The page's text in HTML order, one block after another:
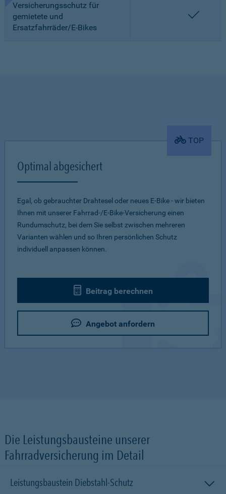
Versicherungsschutz für
gemietete und
Ersatzfahrräder/E-Bikes
TOP
Optimal abgesichert
Egal, ob gebrauchter Drahtesel oder neues E-Bike - wir bieten
Ihnen mit unserer Fahrrad-/E-Bike-Versicherung einen
Rundumschutz, bei dem Sie selbst zwischen mehreren
Varianten wählen und so Ihren persönlichen Schutz
individuell anpassen können.
Beitrag berechnen
Angebot anfordern
Die Leistungsbausteine unserer
Fahrradversicherung im Detail
Leistungsbaustein Diebstahl-Schutz